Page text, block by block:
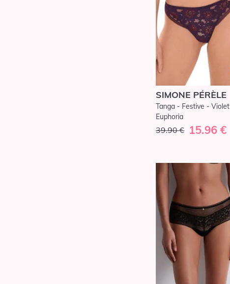
SIMONE PÉRÈLE
Tanga - Festive - Violet
Euphoria
39.90 € 15.96 €